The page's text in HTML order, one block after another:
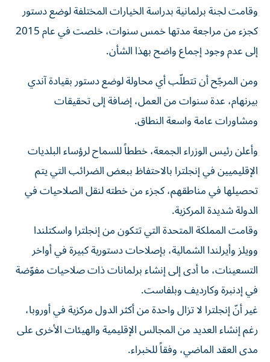
وقامت لجنة برلمانية بدراسة الخيارات المختلفة لوضع دستور
كجزء من مراجعة مدتها خمس سنوات، خلصت في عام 2015
إلى عدم وجود إجماع واضح بهذا الشأن.
ومن المرجّح أن تتطلّب أي محاولة لوضع دستور بقيادة آندي
بيرنهام، عدة سنوات من العمل، إضافة إلى تحقيقات
ومشاورات عامة واسعة النطاق.
وأعلن رئيس الوزراء الجمعة، خططاً للسماح لرؤساء البلديات
الإقليميين في إنجلترا بالاحتفاظ ببعض الضرائب التي يتم
تحصيلها في مناطقهم، كجزء من خطته لنقل الصلاحيات في
الدولة شديدة المركزية.
وقامت المملكة المتحدة التي تتكون من إنجلترا واسكتلندا
وويلز وأيرلندا الشمالية، بإصلاحات دستورية كبيرة في أواخر
التسعينات، ما أدى إلى إنشاء برلمانات ذات صلاحيات مفوّضة
في إدنبرة وكارديف وبلفاست.
غير أنّ إنجلترا لا تزال واحدة من أكثر الدول مركزية في أوروبا،
رغم إنشاء العديد من المجالس الإقليمية والهيئات الأخرى على
مدى العقد الماضي، وفقاً للخبراء.